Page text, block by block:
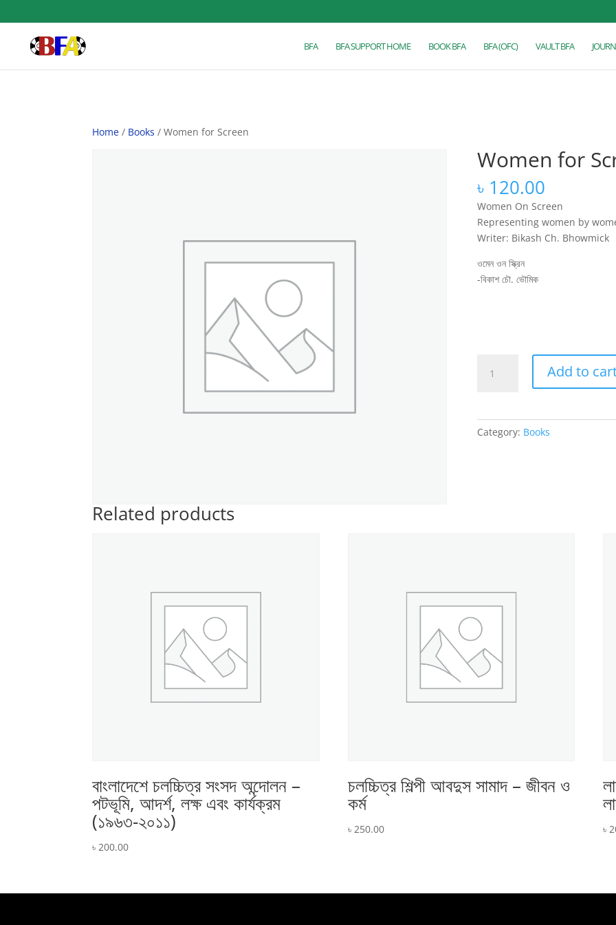
BFA BFA SUPPORT HOME BOOK BFA BFA (OFC) VAULT BFA
Home / Books / Women for Screen
Women for
৳ 120.00
Women On Screen
Representing women by
Writer: Bikash Ch. Bhowmick
ওমেন ওন স্ক্রিন
-বিকাশ চৌ. ভৌমিক
Add to
Category: Books
Related products
বাংলাদেশে চলচ্চিত্র সংসদ অন্দোলন –
পটভূমি, আদর্শ, লক্ষ এবং কার্যক্রম
(১৯৬৩-২০১১)
৳ 200.00
চলচ্চিত্র শিল্পী আবদুস সামাদ – জীবন ও
কর্ম
৳ 250.00 ৳